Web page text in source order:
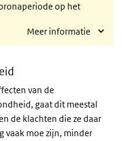
op het
Meer informatie
van de
gaat dit meestal
de klachten die ze daar
vaak moe zijn, minder